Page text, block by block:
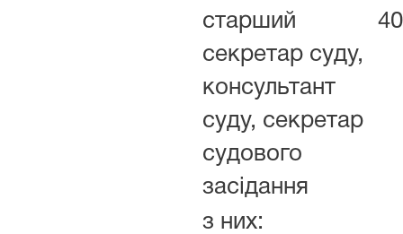
старший
секретар суду,
консультант
суду, секретар
судового
засідання
40
з них: